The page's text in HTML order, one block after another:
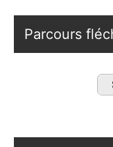
Parcours